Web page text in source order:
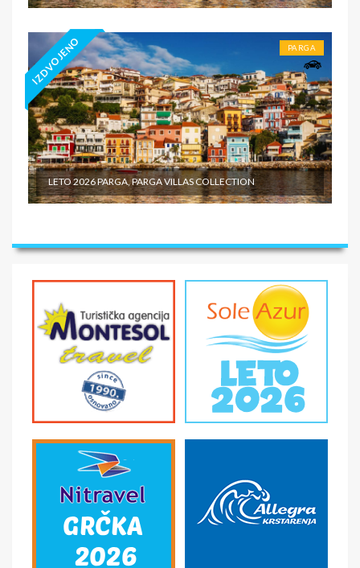
IZDVOJENO PARGA
LETO 2026 PARGA, PARGA VILLAS COLLECTION